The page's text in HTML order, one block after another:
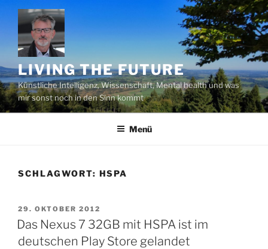
Zum
Inhalt
springen
LIVING THE FUTURE
Künstliche Intelligenz, Wissenschaft, Mental health und was
mir sonst noch in den Sinn kommt
Menü
SCHLAGWORT: HSPA
VERÖFFENTLICHT
AM
29. OKTOBER 2012
Das Nexus 7 32GB mit HSPA ist im
deutschen Play Store gelandet